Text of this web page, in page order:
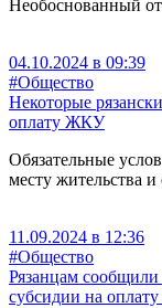
Необоснованный
04.10.2024 в 09:39
#Общество
Некоторые
оплату ЖКУ
Обязательные
месту жительства
11.09.2024 в 12:36
#Общество
Рязанцам
субсидии на